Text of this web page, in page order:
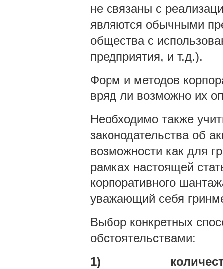
не связаны с
являются обычными
общества с
предприятия, и т.д.).
Форм и методов
вряд ли возможно их
Необходимо также
законодательства об
возможности как для
рамках настоящей
корпоративного
уважающий себя
Выбор конкретных
обстоятельствами:
1)